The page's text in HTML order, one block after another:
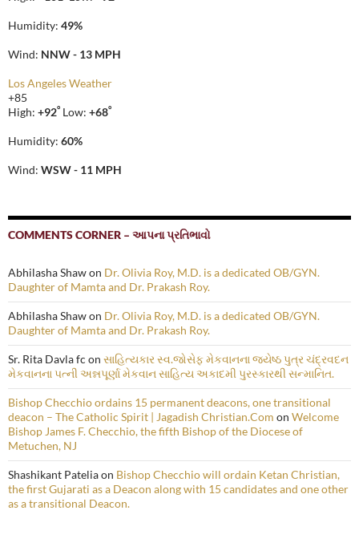
Humidity: 49%
Wind: NNW - 13 MPH
Los Angeles Weather
+85
High: +92° Low: +68°
Humidity: 60%
Wind: WSW - 11 MPH
COMMENTS CORNER – આપના પ્રતિભાવો
Abhilasha Shawon Dr. Olivia Roy, M.D. is a dedicated OB/GYN.
Daughter of Mamta and Dr. Prakash Roy.
Abhilasha Shawon Dr. Olivia Roy, M.D. is a dedicated OB/GYN.
Daughter of Mamta and Dr. Prakash Roy.
Sr. Rita Davla fc on સાહિત્યકાર સ્વ.જોસેફ મેકવાનના જ્યેષ્ઠ પુત્ર ચંદ્રવદન
મેકવાનના પત્ની અન્નપૂર્ણા મેકવાન સાહિત્ય અકાદમી પુરસ્કારથી સન્માનિત.
Bishop Checchio ordains 15 permanent deacons, one transitional
deacon – The Catholic Spirit | Jagadish Christian.Com on Welcome
Bishop James F. Checchio, the fifth Bishop of the Diocese of
Metuchen, NJ
Shashikant Pateliaon Bishop Checchio will ordain Ketan Christian,
the first Gujarati as a Deacon along with 15 candidates and one other
as a transitional Deacon.